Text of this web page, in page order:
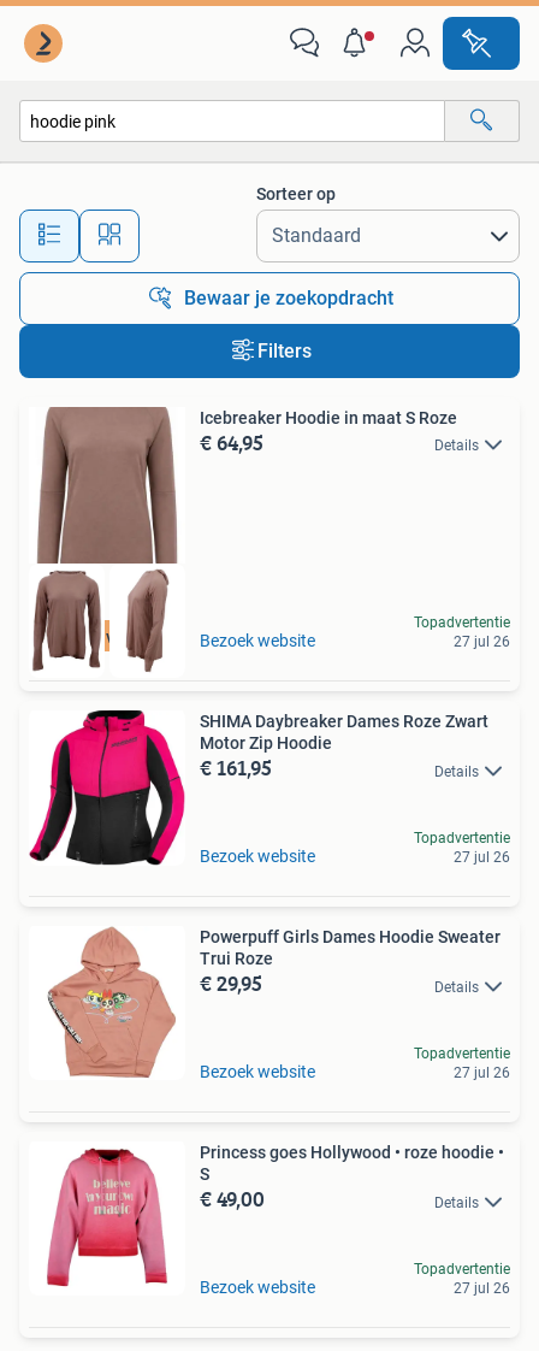
Alle afstanden…
Sorteer op
Bewaar je zoekopdracht
Filters
Tot 75% voordeel
Icebreaker Hoodie in maat S Roze
€ 64,95 Details
Bezoek website
Topadvertentie
27 jul 26
SHIMA Daybreaker Dames Roze Zwart
Motor Zip Hoodie
€ 161,95 Details
Bezoek website
Topadvertentie
27 jul 26
Powerpuff Girls Dames Hoodie Sweater
Trui Roze
€ 29,95 Details
Bezoek website
Topadvertentie
27 jul 26
Princess goes Hollywood • roze hoodie •
S
€ 49,00 Details
Bezoek website
Topadvertentie
27 jul 26